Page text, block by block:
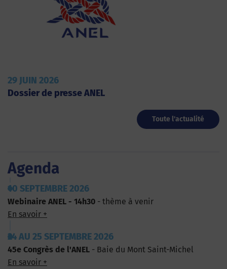
29 JUIN 2026
Dossier de presse ANEL
Toute l'actualité
Agenda
10 SEPTEMBRE 2026
Webinaire ANEL - 14h30 - thème à venir
En savoir +
24 AU 25 SEPTEMBRE 2026
45e Congrès de l'ANEL - Baie du Mont Saint-Michel
En savoir +